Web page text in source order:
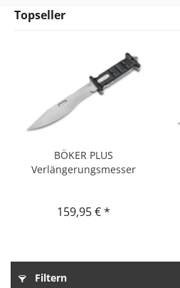
Topseller
BÖKER PLUS
Verlängerungsmesser
159,95 € *
Filtern